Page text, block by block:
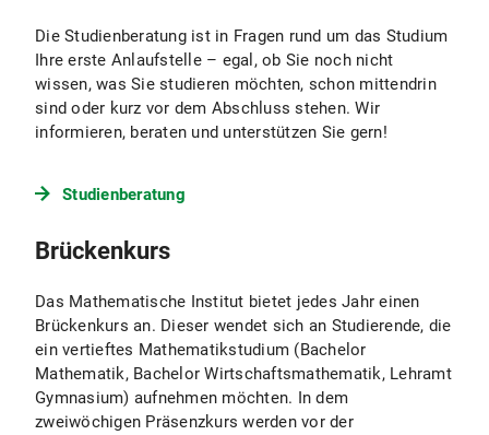
Die Studienberatung ist in Fragen rund um das Studium
Ihre erste Anlaufstelle – egal, ob Sie noch nicht
wissen, was Sie studieren möchten, schon mittendrin
sind oder kurz vor dem Abschluss stehen. Wir
informieren, beraten und unterstützen Sie gern!
Studienberatung
Brückenkurs
Das Mathematische Institut bietet jedes Jahr einen
Brückenkurs an. Dieser wendet sich an Studierende, die
ein vertieftes Mathematikstudium (Bachelor
Mathematik, Bachelor Wirtschaftsmathematik, Lehramt
Gymnasium) aufnehmen möchten. In dem
zweiwöchigen Präsenzkurs werden vor der